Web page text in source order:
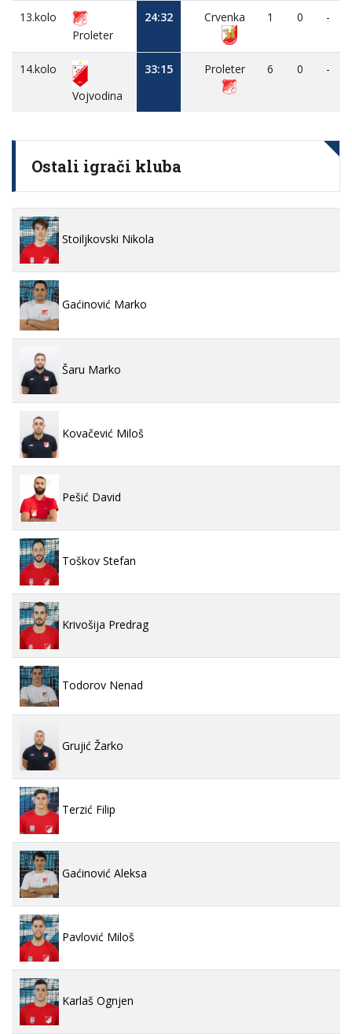
13.kolo
Proleter
24:32 Crvenka 1 0 -
14.kolo
Vojvodina
33:15 Proleter 6 0 -
Ostali igrači kluba
Stoiljkovski Nikola
Gaćinović Marko
Šaru Marko
Kovačević Miloš
Pešić David
Toškov Stefan
Krivošija Predrag
Todorov Nenad
Grujić Žarko
Terzić Filip
Gaćinović Aleksa
Pavlović Miloš
Karlaš Ognjen